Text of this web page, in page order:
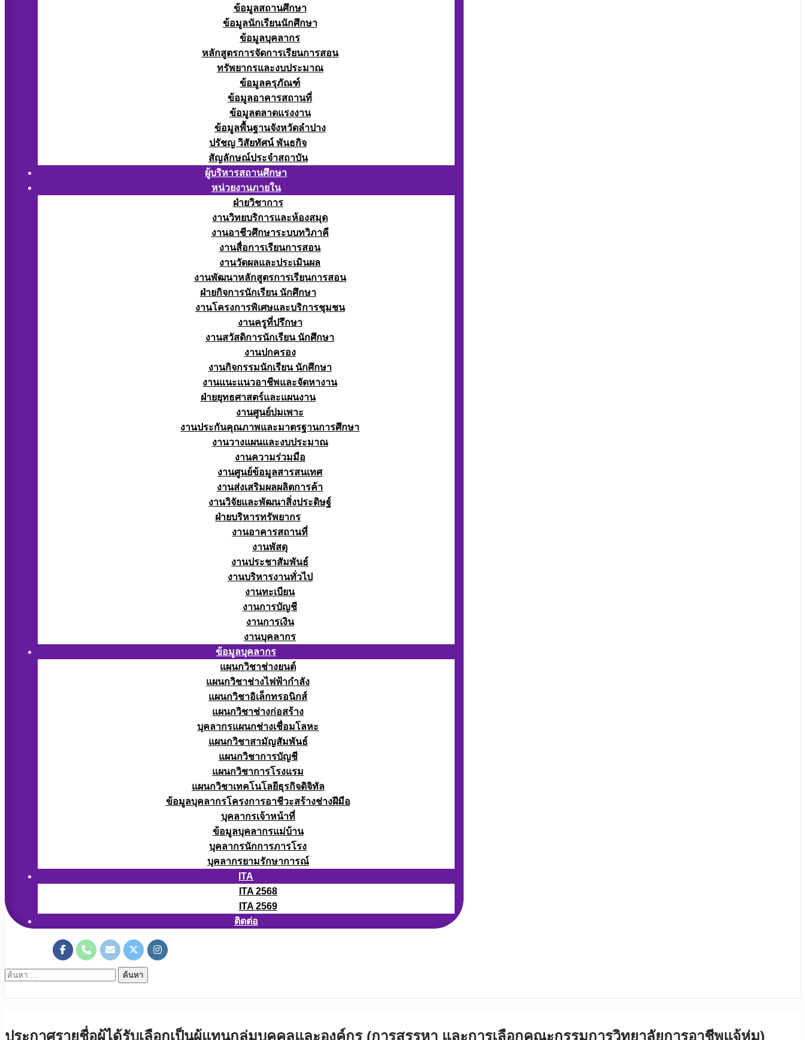
ข้อมูลสถานศึกษา
ข้อมูลนักเรียนนักศึกษา
ข้อมูลบุคลากร
หลักสูตรการจัดการเรียนการสอน
ทรัพยากรและงบประมาณ
ข้อมูลครุภัณฑ์
ข้อมูลอาคารสถานที่
ข้อมูลตลาดแรงงาน
ข้อมูลพื้นฐานจังหวัดลำปาง
ปรัชญ วิสัยทัศน์ พันธกิจ
สัญลักษณ์ประจำสถาบัน
ผู้บริหารสถานศึกษา
หน่วยงานภายใน
ฝ่ายวิชาการ
งานวิทยบริการและห้องสมุด
งานอาชีวศึกษาระบบทวิภาคี
งานสื่อการเรียนการสอน
งานวัดผลและประเมินผล
งานพัฒนาหลักสูตรการเรียนการสอน
ฝ่ายกิจการนักเรียน นักศึกษา
งานโครงการพิเศษและบริการชุมชน
งานครูที่ปรึกษา
งานสวัสดิการนักเรียน นักศึกษา
งานปกครอง
งานกิจกรรมนักเรียน นักศึกษา
งานแนะแนวอาชีพและจัดหางาน
ฝ่ายยุทธศาสตร์และแผนงาน
งานศูนย์บ่มเพาะ
งานประกันคุณภาพและมาตรฐานการศึกษา
งานวางแผนและงบประมาณ
งานความร่วมมือ
งานศูนย์ข้อมูลสารสนเทศ
งานส่งเสริมผลผลิตการค้า
งานวิจัยและพัฒนาสิ่งประดิษฐ์
ฝ่ายบริหารทรัพยากร
งานอาคารสถานที่
งานพัสดุ
งานประชาสัมพันธ์
งานบริหารงานทั่วไป
งานทะเบียน
งานการบัญชี
งานการเงิน
งานบุคลากร
ข้อมูลบุคลากร
แผนกวิชาช่างยนต์
แผนกวิชาช่างไฟฟ้ากำลัง
แผนกวิชาอิเล็กทรอนิกส์
แผนกวิชาช่างก่อสร้าง
บุคลากรแผนกช่างเชื่อมโลหะ
แผนกวิชาสามัญสัมพันธ์
แผนกวิชาการบัญชี
แผนกวิชาการโรงแรม
แผนกวิชาเทคโนโลยีธุรกิจดิจิทัล
ข้อมูลบุคลากรโครงการอาชีวะสร้างช่างฝีมือ
บุคลากรเจ้าหน้าที่
ข้อมูลบุคลากรแม่บ้าน
บุคลากรนักการภารโรง
บุคลากรยามรักษาการณ์
ITA
ITA 2568
ITA 2569
ติดต่อ
ค้นหา
ประกาศรายชื่อผู้ได้รับเลือกเป็นผู้แทนกลุ่มบุคคลและองค์กร (การสรรหา และการเลือกคณะกรรมการวิทยาลัยการอาชีพแจ้ห่ม)